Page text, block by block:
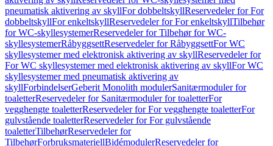
pneumatisk aktivering av skyllFor dobbeltskyllReservedeler for For
dobbeltskyllFor enkeltskyllReservedeler for For enkeltskyllTilbehør
for WC-skyllesystemerReservedeler for Tilbehør for WC-
skyllesystemerRåbyggsettReservedeler for RåbyggsettFor WC
skyllesystemer med elektronisk aktivering av skyllReservedeler for
For WC skyllesystemer med elektronisk aktivering av skyllFor WC
skyllesystemer med pneumatisk aktivering av
skyllForbindelserGeberit Monolith modulerSanitærmoduler for
toaletterReservedeler for Sanitærmoduler for toaletterFor
vegghengte toaletterReservedeler for For vegghengte toaletterFor
gulvstående toaletterReservedeler for For gulvstående
toaletterTilbehørReservedeler for
TilbehørForbruksmateriellBidémodulerReservedeler for